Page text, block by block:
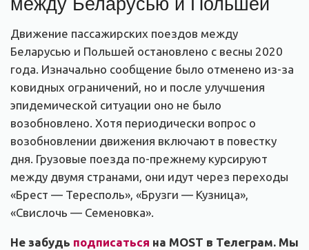
Движение пассажирских поездов между
Беларусью и Польшей остановлено с весны 2020
года. Изначально сообщение было отменено из-за
ковидных ограничений, но и после улучшения
эпидемической ситуации оно не было
возобновлено. Хотя периодически вопрос о
возобновлении движения включают в повестку
дня. Грузовые поезда по-прежнему курсируют
между двумя странами, они идут через переходы
«Брест — Тересполь», «Брузги — Кузница»,
«Свислочь — Семеновка».
Не забудь подписаться на MOST в Телеграм. Мы